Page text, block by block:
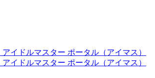
イドルマスター ポータル（アイマス）
イドルマスター ポータル（アイマス）